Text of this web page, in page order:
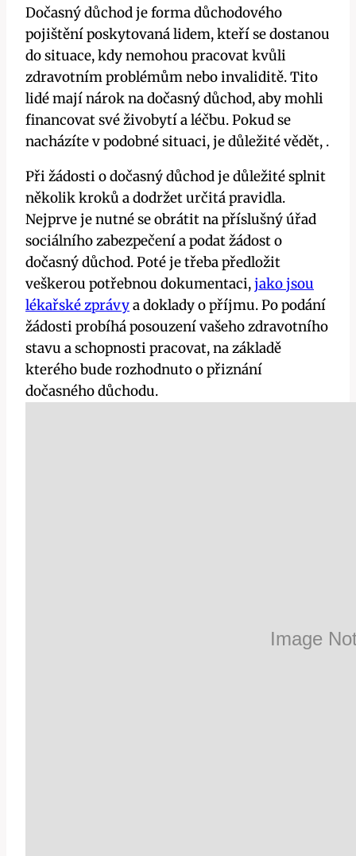
Dočasný důchod je forma důchodového
pojištění poskytovaná lidem, kteří se dostanou
do situace, kdy nemohou pracovat kvůli
zdravotním problémům nebo invaliditě. Tito
lidé mají nárok na dočasný důchod, aby mohli
financovat své živobytí a léčbu. Pokud se
nacházíte v podobné situaci, je důležité vědět, .
Při žádosti o dočasný důchod je důležité splnit
několik kroků a dodržet určitá pravidla.
Nejprve je nutné se obrátit na příslušný úřad
sociálního zabezpečení a podat žádost o
dočasný důchod. Poté je třeba předložit
veškerou potřebnou dokumentaci,jako jsou
lékařské zprávya doklady o příjmu. Po podání
žádosti probíhá posouzení vašeho zdravotního
stavu a schopnosti pracovat, na základě
kterého bude rozhodnuto o přiznání
dočasného důchodu.